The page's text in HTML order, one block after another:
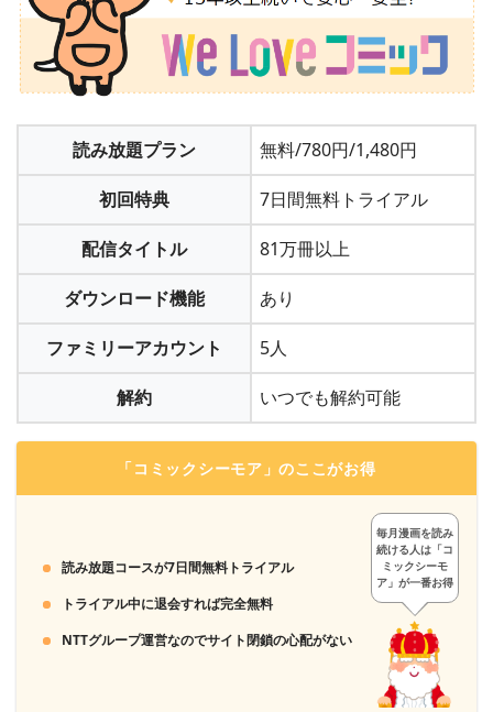
読み放題プラン 無料/780円/1,480円
初回特典 7日間無料トライアル
配信タイトル 81万冊以上
ダウンロード機能 あり
ファミリーアカウント 5人
解約 いつでも解約可能
「コミックシーモア」のここがお得
読み放題コースが7日間無料トライアル
トライアル中に退会すれば完全無料
NTTグループ運営なのでサイト閉鎖の心配がない
毎月漫画を読み
続ける人は「コ
ミックシーモ
ア」が一番お得